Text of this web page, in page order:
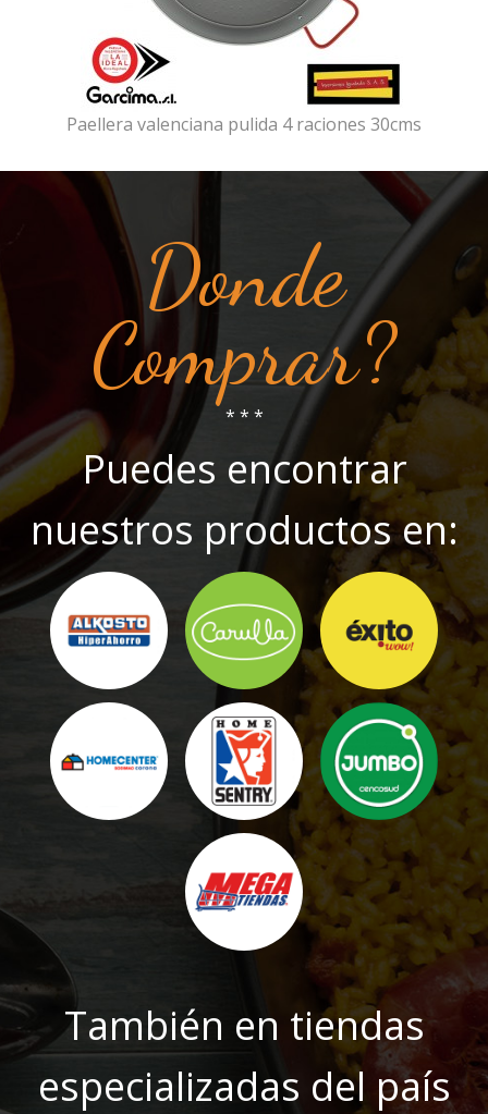
Paellera valenciana pulida 4 raciones 30cms
Donde
Comprar?
* * *
Puedes encontrar
nuestros productos en:
También en tiendas
especializadas del país